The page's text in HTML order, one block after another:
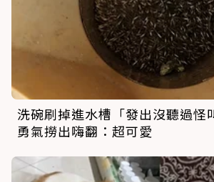
洗碗刷掉進水槽「發出沒聽過怪
勇氣撈出嗨翻：超可愛